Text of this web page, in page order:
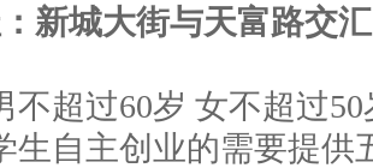
新城大街与天富路交
不超过60岁 女不超过50
生自主创业的需要提供